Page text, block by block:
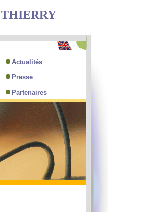
THIERRY
Actualités
Presse
Partenaires